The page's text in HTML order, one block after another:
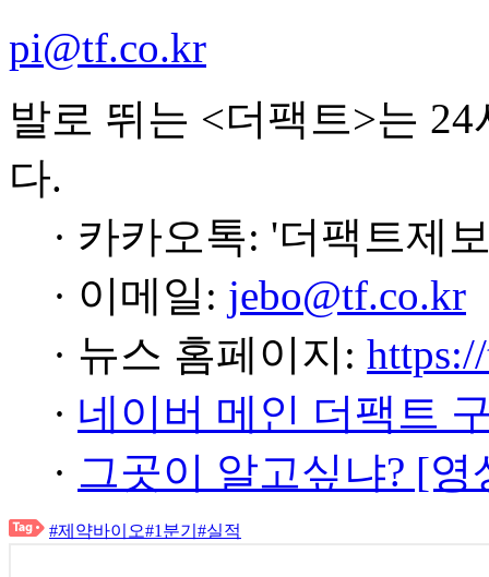
pi@tf.co.kr
발로 뛰는 <더팩트>는
다.
· 카카오톡: '더팩트제
· 이메일: jebo@tf.co.kr
· 뉴스 홈페이지:
· 네이버 메인 더팩트
· 그곳이 알고싶냐? [
#제약바이오#1분기 #실적